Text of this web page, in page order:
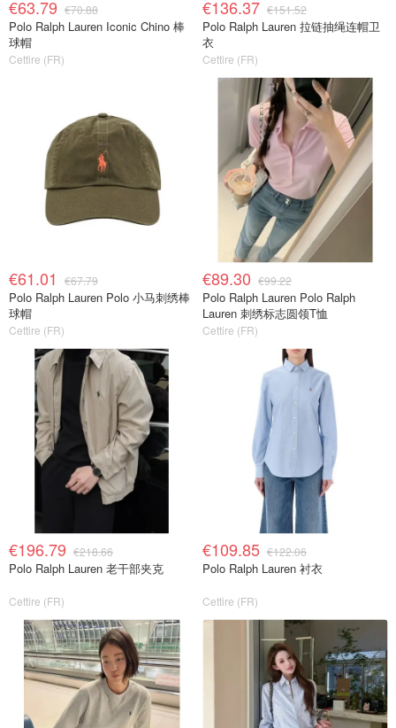
€63.79 €70.88
Polo Ralph Lauren Iconic Chino 棒
球帽
Cettire (FR)
€136.37 €151.52
Polo Ralph Lauren 拉链抽绳连帽卫
衣
Cettire (FR)
€61.01 €67.79
Polo Ralph Lauren Polo 小马刺绣棒
球帽
Cettire (FR)
€89.30 €99.22
Polo Ralph Lauren Polo Ralph
Lauren 刺绣标志圆领T恤
Cettire (FR)
€196.79 €218.66
Polo Ralph Lauren 老干部夹克
Cettire (FR)
€109.85 €122.06
Polo Ralph Lauren 衬衣
Cettire (FR)